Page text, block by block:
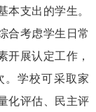
本支出的学生。
合考虑学生日常
开展认定工作，
。学校可采取家
化评估、民主评